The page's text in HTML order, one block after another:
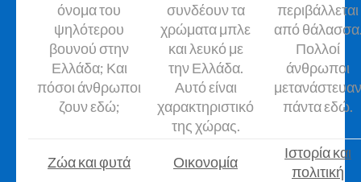
όνομα του
ψηλότερου
βουνού στην
Ελλάδα; Και
πόσοι άνθρωποι
ζουν εδώ;
συνδέουν τα
χρώματα μπλε
και λευκό με
την Ελλάδα.
Αυτό είναι
χαρακτηριστικό
της χώρας.
περιβάλλεται
από
Πολλοί
άνθρωποι
μετανάστευαν
πάντα εδώ.
Ζώα και φυτά Οικονομία
Ιστορία και
πολιτική